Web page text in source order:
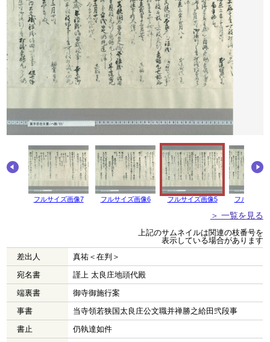
フルサイズ画像7 フルサイズ画像6 フルサイズ画像5 フルサイズ
＞ 一覧を見る
上記のサムネイルは関連の枝番号を
表示している場合があります
差出人
真祐＜在判＞
宛名書
謹上 太良庄地頭代殿
端裏書
御寺御施行案
事書
当寺領若狭国太良庄公文職并禅勝之給田弐段事
書止
仍執達如件